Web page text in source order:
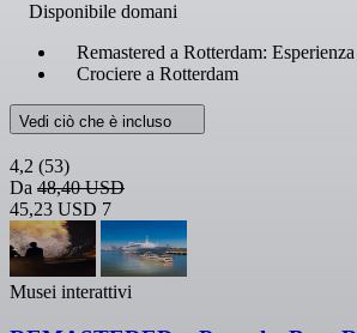
Disponibile domani
Remastered a Rotterdam:
Crociere a Rotterdam
Vedi ciò che è incluso
4,2 (53)
Da 48,40 USD
45,23 USD 7
Musei interattivi